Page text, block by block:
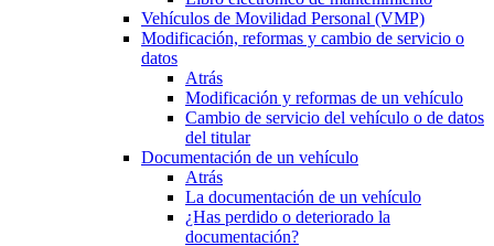
Vehículos de Movilidad Personal (VMP)
Modificación, reformas y cambio de servicio o
datos
Atrás
Modificación y reformas de un vehículo
Cambio de servicio del vehículo o de datos
del titular
Documentación de un vehículo
Atrás
La documentación de un vehículo
¿Has perdido o deteriorado la
documentación?